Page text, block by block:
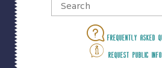
Frequently asked
Request public